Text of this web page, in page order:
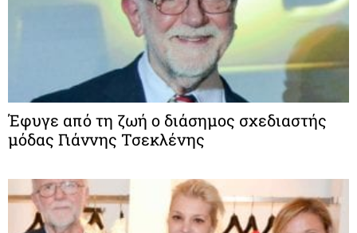
Έφυγε από τη ζωή ο διάσημος σχεδιαστής
μόδας Γιάννης Τσεκλένης